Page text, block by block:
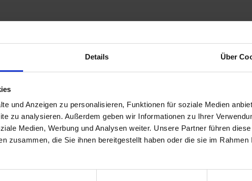
Details Über
und Anzeigen zu personalisieren, Funktionen für soziale Medien
zu analysieren. Außerdem geben wir Informationen zu Ihrer
Medien, Werbung und Analysen weiter. Unsere Partner führen
zusammen, die Sie ihnen bereitgestellt haben oder die sie im Rahmen